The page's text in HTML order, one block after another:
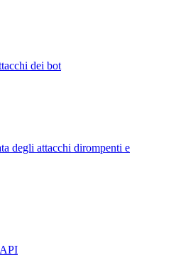
dei bot
degli attacchi dirompenti e